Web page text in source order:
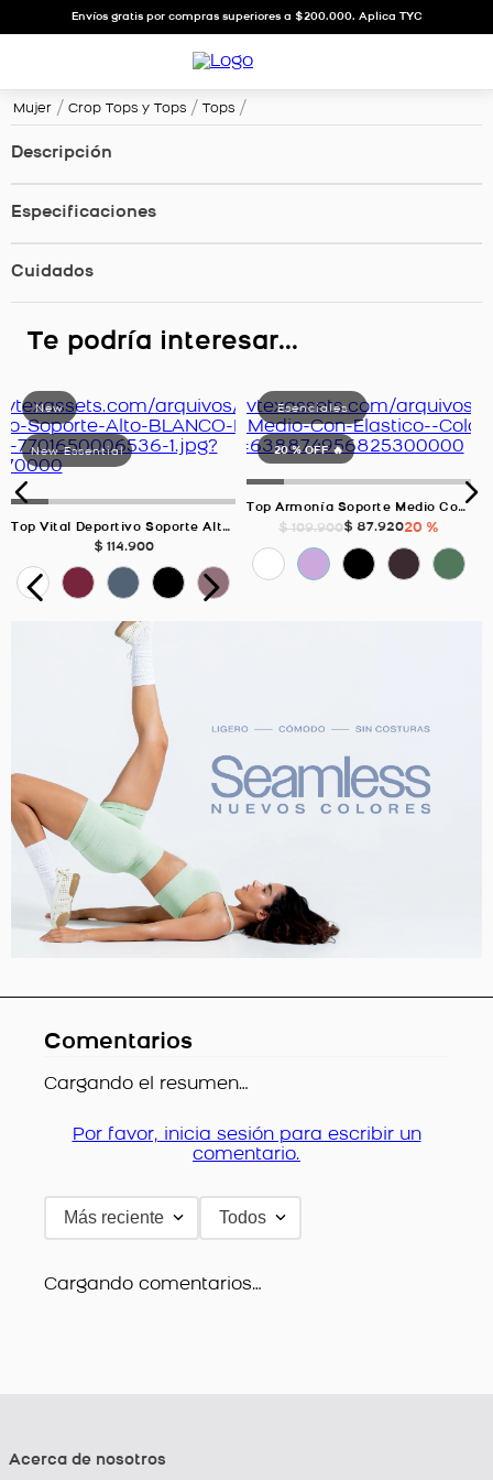
Envíos gratis por compras superiores a $200.000. Aplica TYC
Mujer Crop Tops y Tops Tops
Descripción
Especificaciones
Cuidados
Te podría interesar...
Top Vital Deportivo Soporte Alto, Color BLANCO Para Mujer
$ 114.900
20 % OFF 🔥
Top Armonía Soporte Medio Con Elástico, Color Verde Laurel Para Mujer
$ 109.900$ 87.92020 %
Comentarios
Cargando el resumen…
Por favor, inicia sesión para escribir un
comentario.
Más reciente Todos
Cargando comentarios…
Acerca de nosotros